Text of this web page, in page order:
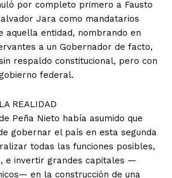
potencialmente enlazadas
por completo primero a Fausto
Jara como mandatarios
aquella entidad, nombrando en
a un Gobernador de facto,
respaldo constitucional, pero con
federal.
REALIDAD
Peña Nieto había asumido que
gobernar el país en esta segunda
todas las funciones posibles,
e invertir grandes capitales —
en la construcción de una